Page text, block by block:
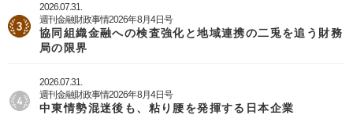
2026.07.31.
週刊金融財政事情2026年8月4日号
協同組織金融への検査強化と地域連携の二兎を追う財務
局の限界
2026.07.31.
週刊金融財政事情2026年8月4日号
中東情勢混迷後も、粘り腰を発揮する日本企業